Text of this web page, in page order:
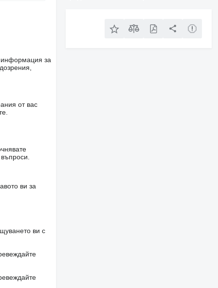
информация за
от вас
ви за
ви с